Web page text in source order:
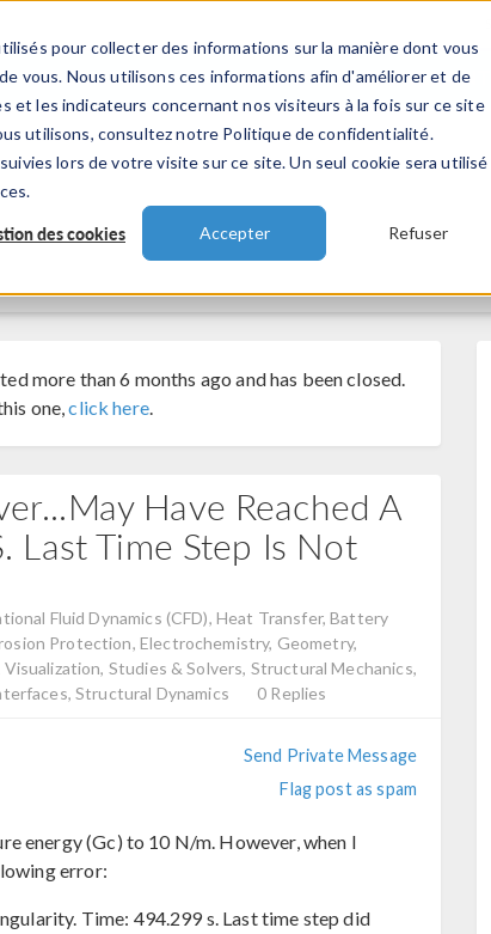
pour collecter des informations sur la manière dont vous
vous. Nous utilisons ces informations afin d'améliorer et de
et les indicateurs concernant nos visiteurs à la fois sur ce site
utilisons, consultez notre Politique de confidentialité.
lors de votre visite sur ce site. Un seul cookie sera utilisé
des cookies Accepter Refuser
INDUSTRIES VIDEOS EVENEMENTS
more than 6 months ago and has been closed.
one,click here.
Have Reached A
Last Time Step Is Not
Fluid Dynamics (CFD), Heat Transfer, Battery
Protection, Electrochemistry, Geometry,
Studies & Solvers, Structural Mechanics,
Structural Dynamics
0 Replies
Send Private Message
Flag post as spam
energy (Gc) to 10 N/m. However, when I
error:
Time: 494.299 s. Last time step did